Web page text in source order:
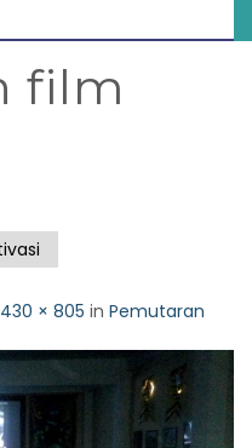
film
× 805 in Pemutaran